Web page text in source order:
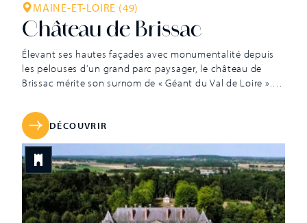
MAINE-ET-LOIRE (49)
Château de Brissac
Élevant ses hautes façades avec monumentalité depuis
les pelouses d’un grand parc paysager, le château de
Brissac mérite son surnom de « Géant du Val de Loire ».
demi-millénaire, ce monument est surprenant par
l’originalité de son architecture : se côtoient en effet la
[…]
DÉCOUVRIR